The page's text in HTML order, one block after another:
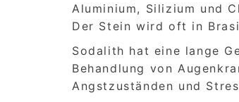
Aluminium, Silizium und
Der Stein wird oft in
Sodalith hat eine lange
Behandlung von
Angstzuständen und